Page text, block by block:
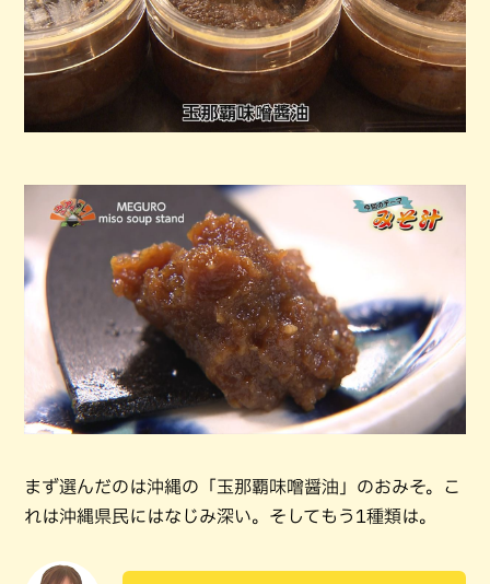
まず選んだのは沖縄の「玉那覇味噌醤油」のおみそ。こ
れは沖縄県民にはなじみ深い。そしてもう1種類は。